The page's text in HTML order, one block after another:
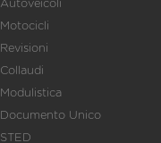
Autoveicoli
Motocicli
Revisioni
Collaudi
Modulistica
Documento Unico
STED